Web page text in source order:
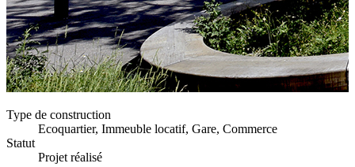
Type de construction
Ecoquartier, Immeuble locatif, Gare, Commerce
Statut
Projet réalisé